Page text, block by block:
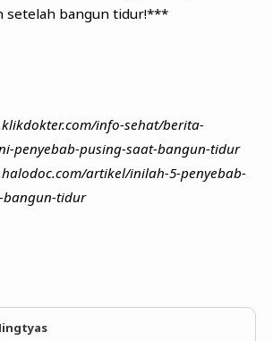
setelah bangun tidur!***
info-sehat/berita-
penyebab-pusing-saat-bangun-tidur
artikel/inilah-5-penyebab-
bangun-tidur